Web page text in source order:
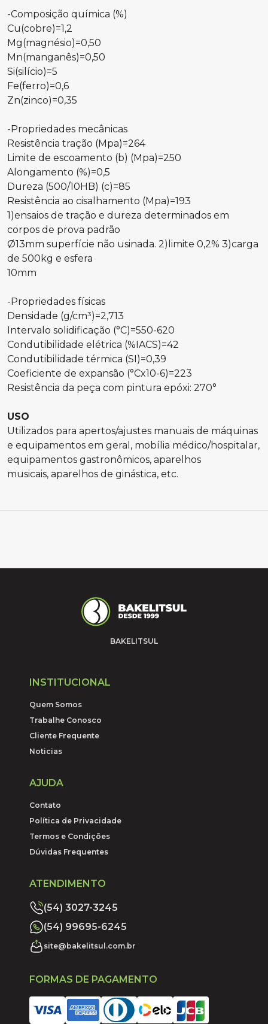
-Composição química (%)
Cu(cobre)=1,2
Mg(magnésio)=0,50
Mn(manganês)=0,50
Si(silício)=5
Fe(ferro)=0,6
Zn(zinco)=0,35
-Propriedades mecânicas
Resistência tração (Mpa)=264
Limite de escoamento (b) (Mpa)=250
Alongamento (%)=0,5
Dureza (500/10HB) (c)=85
Resistência ao cisalhamento (Mpa)=193
1)ensaios de tração e dureza determinados em
corpos de prova padrão
Ø13mm superfície não usinada. 2)limite 0,2% 3)carga
de 500kg e esfera
10mm
-Propriedades físicas
Densidade (g/cm³)=2,713
Intervalo solidificação (°C)=550-620
Condutibilidade elétrica (%IACS)=42
Condutibilidade térmica (SI)=0,39
Coeficiente de expansão (°Cx10-6)=223
Resistência da peça com pintura epóxi: 270°
USO
Utilizados para apertos/ajustes manuais de máquinas
e equipamentos em geral, mobília médico/hospitalar,
equipamentos gastronômicos, aparelhos
musicais, aparelhos de ginástica, etc.
BAKELITSUL
INSTITUCIONAL
Quem Somos
Trabalhe Conosco
Cliente Frequente
Noticias
AJUDA
Contato
Política de Privacidade
Termos e Condições
Dúvidas Frequentes
ATENDIMENTO
(54) 3027-3245
(54) 99695-6245
site@bakelitsul.com.br
FORMAS DE PAGAMENTO